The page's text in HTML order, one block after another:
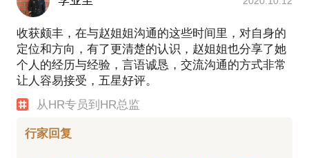
收获颇丰，在与赵姐姐沟通的这些时间里，对自身的
定位和方向，有了更清楚的认识，赵姐姐也分享了她
个人的经历与经验，言语诚恳，交流沟通的方式非常
让人容易接受，五星好评。
从HR专员到HR总监
行家回复